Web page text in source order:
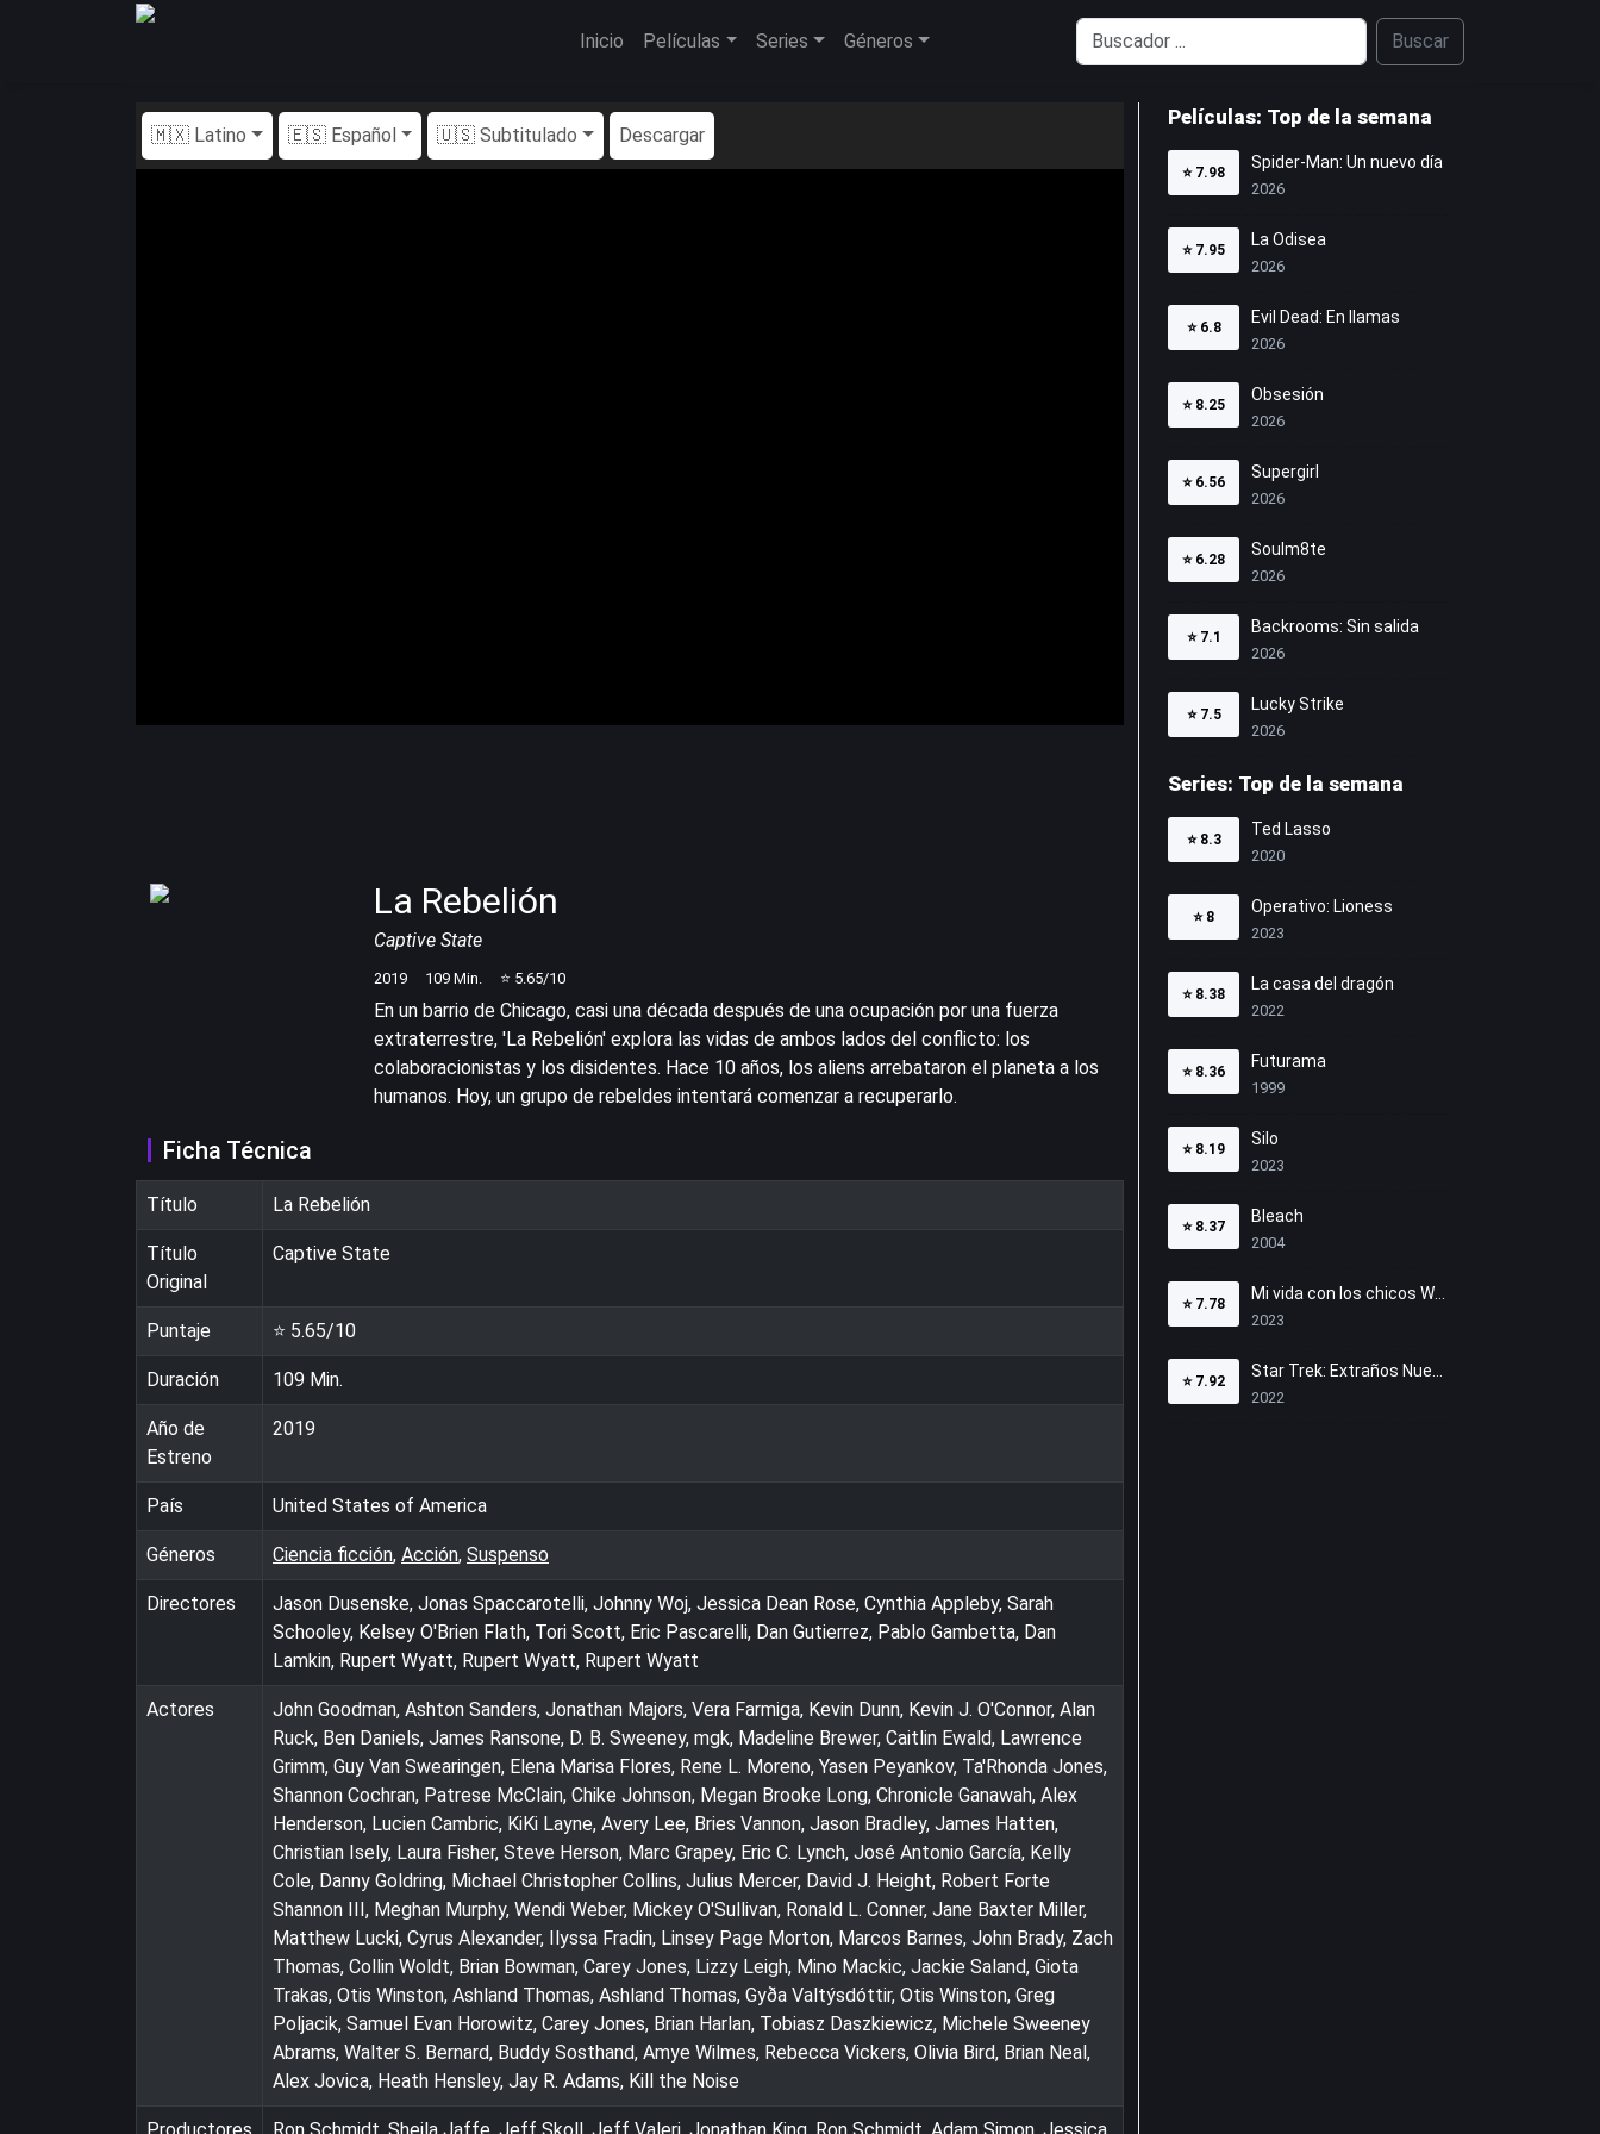
Inicio Películas Series Géneros Buscar
🇲🇽 Latino 🇪🇸 Español 🇺🇸 Subtitulado Descargar
La Rebelión
Captive State
2019 109 Min. ⭐ 5.65/10
En un barrio de Chicago, casi una década después de una ocupación por una fuerza
extraterrestre, 'La Rebelión' explora las vidas de ambos lados del conflicto: los
colaboracionistas y los disidentes. Hace 10 años, los aliens arrebataron el planeta a los
humanos. Hoy, un grupo de rebeldes intentará comenzar a recuperarlo.
Ficha Técnica
Título La Rebelión
Título
Original
Captive State
Puntaje ⭐ 5.65/10
Duración 109 Min.
Año de
Estreno
2019
País United States of America
Géneros Ciencia ficción, Acción, Suspenso
Directores
Jason Dusenske, Jonas Spaccarotelli, Johnny Woj, Jessica Dean Rose, Cynthia Appleby, Sarah
Schooley, Kelsey O'Brien Flath, Tori Scott, Eric Pascarelli, Dan Gutierrez, Pablo Gambetta, Dan
Lamkin, Rupert Wyatt, Rupert Wyatt, Rupert Wyatt
Actores
John Goodman, Ashton Sanders, Jonathan Majors, Vera Farmiga, Kevin Dunn, Kevin J. O'Connor, Alan
Ruck, Ben Daniels, James Ransone, D. B. Sweeney, mgk, Madeline Brewer, Caitlin Ewald, Lawrence
Grimm, Guy Van Swearingen, Elena Marisa Flores, Rene L. Moreno, Yasen Peyankov, Ta'Rhonda Jones,
Shannon Cochran, Patrese McClain, Chike Johnson, Megan Brooke Long, Chronicle Ganawah, Alex
Henderson, Lucien Cambric, KiKi Layne, Avery Lee, Bries Vannon, Jason Bradley, James Hatten,
Christian Isely, Laura Fisher, Steve Herson, Marc Grapey, Eric C. Lynch, José Antonio García, Kelly
Cole, Danny Goldring, Michael Christopher Collins, Julius Mercer, David J. Height, Robert Forte
Shannon III, Meghan Murphy, Wendi Weber, Mickey O'Sullivan, Ronald L. Conner, Jane Baxter Miller,
Matthew Lucki, Cyrus Alexander, Ilyssa Fradin, Linsey Page Morton, Marcos Barnes, John Brady, Zach
Thomas, Collin Woldt, Brian Bowman, Carey Jones, Lizzy Leigh, Mino Mackic, Jackie Saland, Giota
Trakas, Otis Winston, Ashland Thomas, Ashland Thomas, Gyða Valtýsdóttir, Otis Winston, Greg
Poljacik, Samuel Evan Horowitz, Carey Jones, Brian Harlan, Tobiasz Daszkiewicz, Michele Sweeney
Abrams, Walter S. Bernard, Buddy Sosthand, Amye Wilmes, Rebecca Vickers, Olivia Bird, Brian Neal,
Alex Jovica, Heath Hensley, Jay R. Adams, Kill the Noise
Películas: Top de la semana
⭐ 7.98
Spider-Man: Un nuevo día
2026
⭐ 7.95
La Odisea
2026
⭐ 6.8
Evil Dead: En llamas
2026
⭐ 8.25
Obsesión
2026
⭐ 6.56
Supergirl
2026
⭐ 6.28
Soulm8te
2026
⭐ 7.1
Backrooms: Sin salida
2026
⭐ 7.5
Lucky Strike
2026
Series: Top de la semana
⭐ 8.3
Ted Lasso
2020
⭐ 8
Operativo: Lioness
2023
⭐ 8.38
La casa del dragón
2022
⭐ 8.36
Futurama
1999
⭐ 8.19
Silo
2023
⭐ 8.37
Bleach
2004
⭐ 7.78
2023
⭐ 7.92
2022